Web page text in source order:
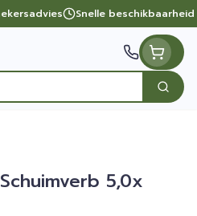
Snelle beschikbaarheid
Zoek
5,0x